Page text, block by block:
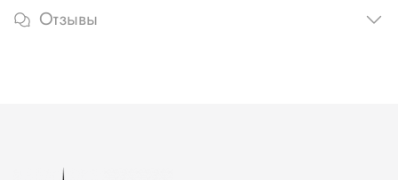
Отзывы